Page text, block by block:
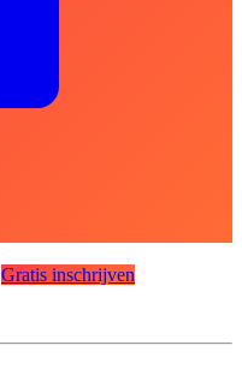
Gratis inschrijven